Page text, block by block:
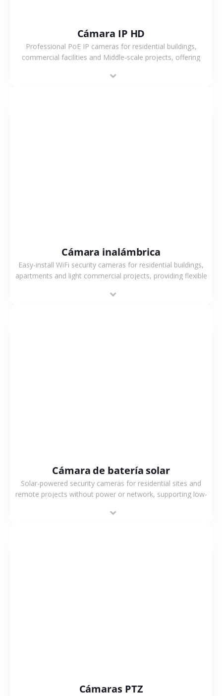
Cámara IP HD
Professional PoE IP cameras for residential buildings,
commercial facilities and Middle-scale projects, offering
support.
Cámara inalámbrica
Easy-install WiFi security cameras for residential buildings,
apartments and light commercial projects, providing flexible
Cámara de batería solar
Solar-powered security cameras for residential sites and
remote projects without power or network, supporting low-
monitoring.
Cámaras PTZ